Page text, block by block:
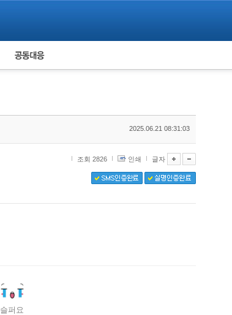
피해자 공동대응
2025.06.21 08:31:03
조회 2826 인쇄 글자
슬퍼요